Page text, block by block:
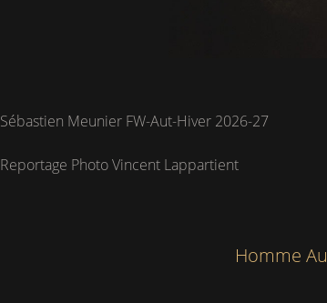
Sébastien Meunier FW-Aut-Hiver 2026-27
Reportage Photo Vincent Lappartient
Homme